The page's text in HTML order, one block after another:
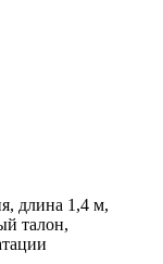
длина 1,4 м,
талон,